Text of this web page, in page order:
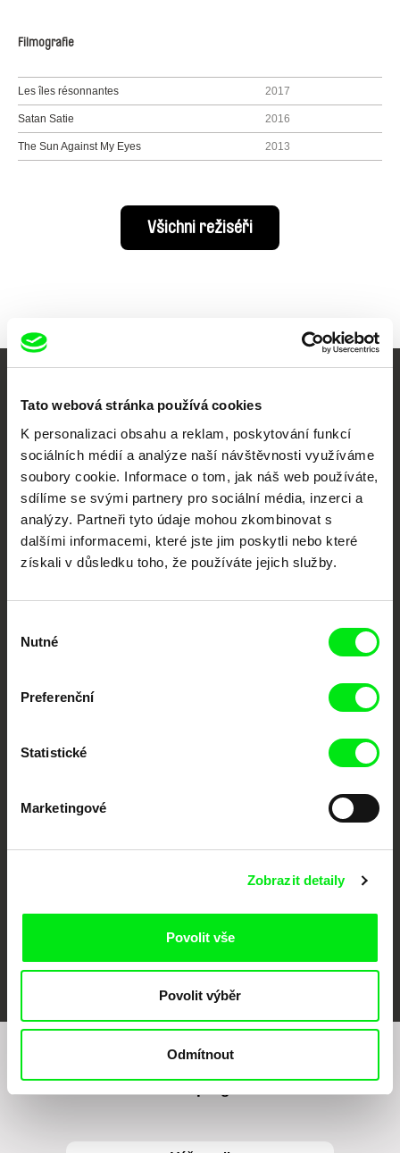
Tato webová stránka používá cookies
K personalizaci obsahu a reklam, poskytování funkcí
sociálních médií a analýze naší návštěvnosti využíváme
soubory cookie. Informace o tom, jak náš web používáte,
sdílíme se svými partnery pro sociální média, inzerci a
analýzy. Partneři tyto údaje mohou zkombinovat s
dalšími informacemi, které jste jim poskytli nebo které
získali v důsledku toho, že používáte jejich služby.
souhlasu
Nutné
Preferenční
Statistické
Marketingové
Zobrazit detaily
Povolit vše
Povolit výběr
Odmítnout
Filmografie
Les îles résonnantes 2017
Satan Satie 2016
The Sun Against My Eyes 2013
Všichni režiséři
Vaše online
dokumentární kino
Nové festivalové filmy
každý týden
Portál DAFilms.cz je výsledkem tvůrčí spolupráce 7 klíčových evropských
festivalů dokumentárního filmu sdružených do Doc Alliance. Naším cílem je